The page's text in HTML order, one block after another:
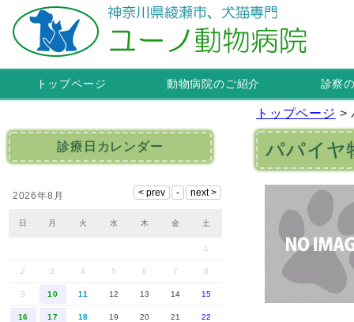
トップページ 動物病院のご紹介 診察
トップページ >
パパイヤ
診療日カレンダー
2026年8月
日 月 火 水 木 金 土
1
2 3 4 5 6 7 8
9 10 11 12 13 14 15
16 17 18 19 20 21 22